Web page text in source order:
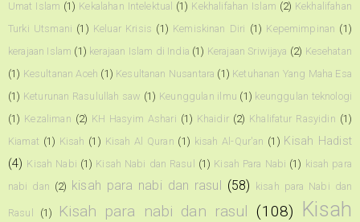
Umat Islam (1) Kekalahan Intelektual (1) Kekhalifahan Islam (2) Kekhalifahan
Turki Utsmani (1) Keluar Krisis (1) Kemiskinan Diri (1) Kepemimpinan (1)
kerajaan Islam (1) kerajaan Islam di India (1) Kerajaan Sriwijaya (2) Kesehatan
(1) Kesultanan Aceh (1) Kesultanan Nusantara (1) Ketuhanan Yang Maha Esa
(1) Keturunan Rasulullah saw (1) Keunggulan ilmu (1) keunggulan teknologi
(1) Kezaliman (2) KH Hasyim Ashari (1) Khaidir (2) Khalifatur Rasyidin (1)
Kiamat (1) Kisah (1) Kisah Al Quran (1) kisah Al-Qur'an (1) Kisah Hadist
(4) Kisah Nabi (1) Kisah Nabi dan Rasul (1) Kisah Para Nabi (1) kisah para
nabi dan (2) kisah para nabi dan rasul (58) kisah para Nabi dan
Rasul (1) Kisah para nabi dan rasul (108) Kisah